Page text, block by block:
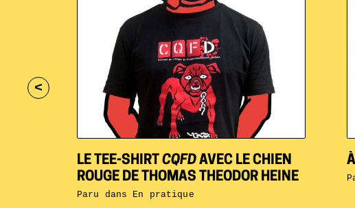
<
LE TEE-SHIRT CQFD AVEC LE CHIEN
ROUGE DE THOMAS THEODOR HEINE
Paru dans En pratique